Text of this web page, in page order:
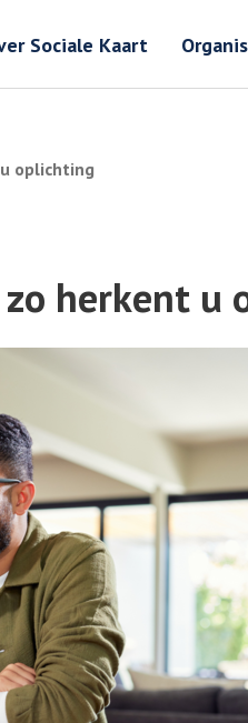
Sociale Kaart
oplichting
herkent u